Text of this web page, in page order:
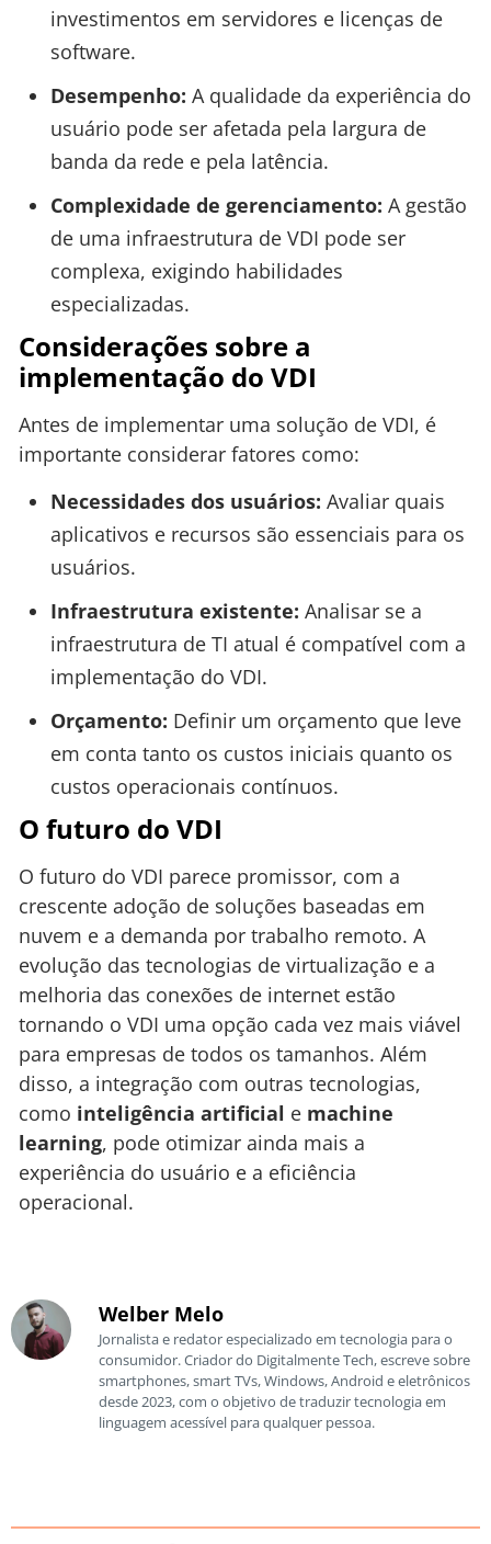
investimentos em servidores e licenças de
software.
Desempenho: A qualidade da experiência do
usuário pode ser afetada pela largura de
banda da rede e pela latência.
Complexidade de gerenciamento: A gestão
de uma infraestrutura de VDI pode ser
complexa, exigindo habilidades
especializadas.
Considerações sobre a
implementação do VDI
Antes de implementar uma solução de VDI, é
importante considerar fatores como:
Necessidades dos usuários: Avaliar quais
aplicativos e recursos são essenciais para os
usuários.
Infraestrutura existente: Analisar se a
infraestrutura de TI atual é compatível com a
implementação do VDI.
Orçamento: Definir um orçamento que leve
em conta tanto os custos iniciais quanto os
custos operacionais contínuos.
O futuro do VDI
O futuro do VDI parece promissor, com a
crescente adoção de soluções baseadas em
nuvem e a demanda por trabalho remoto. A
evolução das tecnologias de virtualização e a
melhoria das conexões de internet estão
tornando o VDI uma opção cada vez mais viável
para empresas de todos os tamanhos. Além
disso, a integração com outras tecnologias,
como inteligência artificial e machine
learning, pode otimizar ainda mais a
experiência do usuário e a eficiência
operacional.
Welber Melo
Jornalista e redator especializado em tecnologia para o
consumidor. Criador do Digitalmente Tech, escreve sobre
smartphones, smart TVs, Windows, Android e eletrônicos
desde 2023, com o objetivo de traduzir tecnologia em
linguagem acessível para qualquer pessoa.